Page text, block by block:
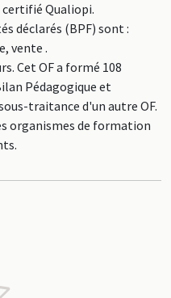
Qualiopi.
déclarés (BPF) sont :
vente .
Cet OF a formé 108
Pédagogique et
traitance d'un autre OF.
organismes de formation